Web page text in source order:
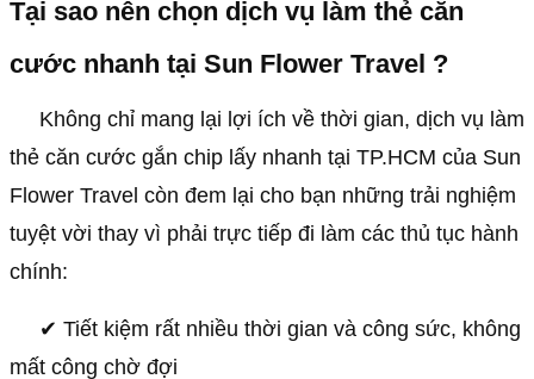
Tại sao nên chọn dịch vụ làm thẻ căn
cước nhanh tại Sun Flower Travel ?
Không chỉ mang lại lợi ích về thời gian, dịch vụ làm
thẻ căn cước gắn chip lấy nhanh tại TP.HCM của Sun
Flower Travel còn đem lại cho bạn những trải nghiệm
tuyệt vời thay vì phải trực tiếp đi làm các thủ tục hành
chính:
✔︎ Tiết kiệm rất nhiều thời gian và công sức, không
mất công chờ đợi